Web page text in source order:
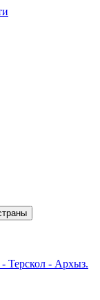
- Терскол - Архыз.